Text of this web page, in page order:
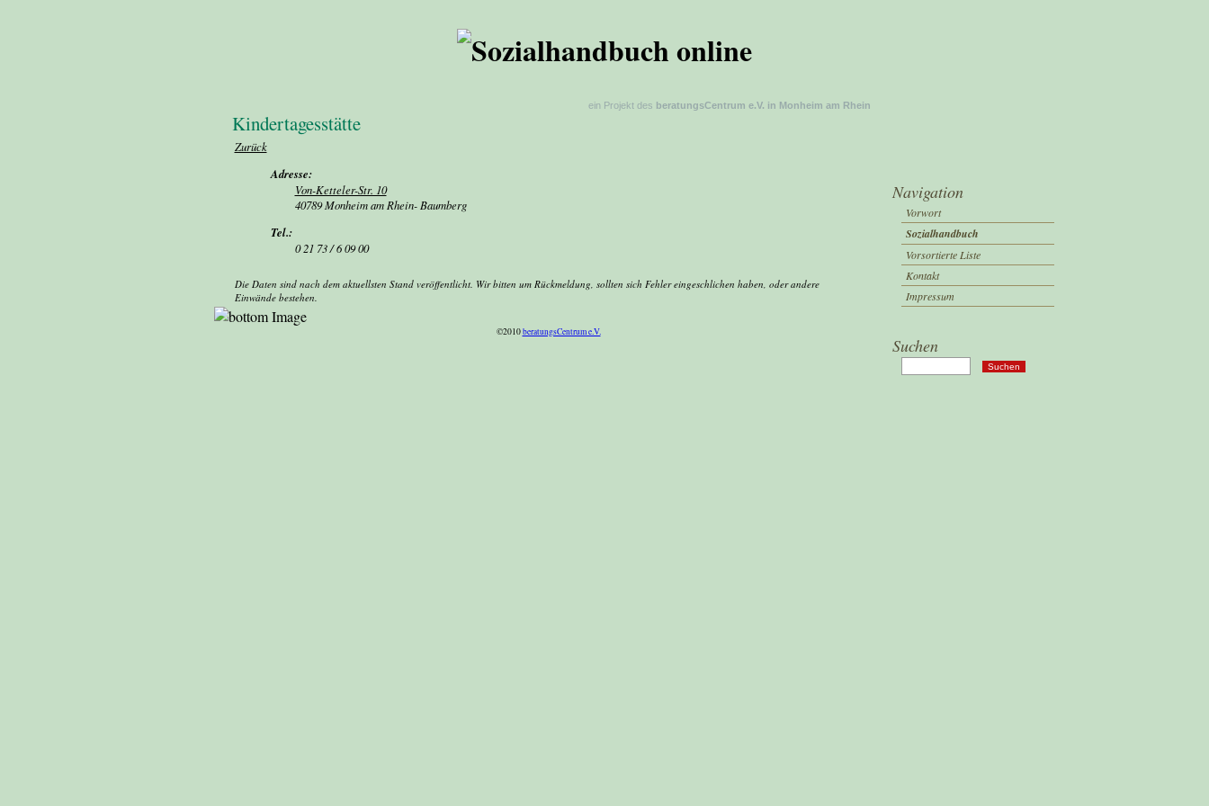
ein Projekt des beratungsCentrum e.V. in Monheim am Rhein
Kindertagesstätte
Zurück
Adresse:
Von-Ketteler-Str. 10
40789 Monheim am Rhein- Baumberg
Tel.:
0 21 73 / 6 09 00
Die Daten sind nach dem aktuellsten Stand veröffentlicht. Wir bitten um Rückmeldung, sollten sich Fehler eingeschlichen haben, oder andere
Einwände bestehen.
©2010beratungsCentrum e.V.
Navigation
Vorwort
Sozialhandbuch
Vorsortierte Liste
Kontakt
Impressum
Suchen